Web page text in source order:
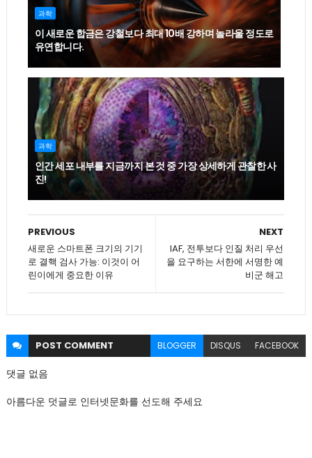
과학
이 새로운 합금은 강철보다 최대 10배 강하며 놀라울 정도로
유연합니다.
과학
인간 세포 내부를 지금까지 본 것 중 가장 상세하게 관찰한 사
진!
NEXT
IAF, 전투보다 인질 처리 우선
을 요구하는 서한에 서명한 예
비군 해고
PREVIOUS
새로운 스마트폰 크기의 기기
로 결핵 검사 가능: 이것이 어
린이에게 중요한 이유
POST COMMENT BLOGGER DISQUS FACEBOOK
댓글 없음
아름다운 덧글로 인터넷문화를 선도해 주세요